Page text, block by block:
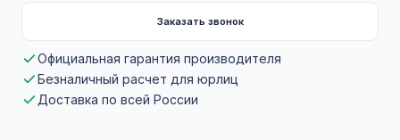
Заказать звонок
Официальная гарантия производителя
Безналичный расчет для юрлиц
Доставка по всей России